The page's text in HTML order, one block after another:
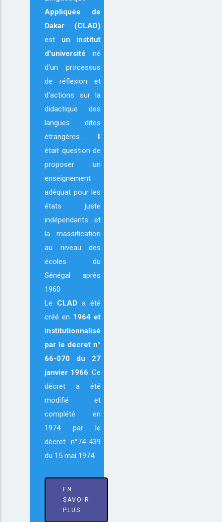
Appliquée de
Dakar (CLAD)
est un institut
d'université né
d'un processus
de réflexion et
d'actions sur la
didactique des
langues dites
étrangères. Il
était question de
proposer un
enseignement
adéquat pour les
états juste
indépendants et
la massification
au niveau des
écoles du
Sénégal après
1960
Le CLAD a été
créé en 1964 et
institutionnalisé
par le décret n°
66-070 du 27
janvier 1966. Ce
décret a été
modifié et
complété en
1974 par le
décret n°74-439
du 15 mai 1974.
EN
SAVOIR
PLUS